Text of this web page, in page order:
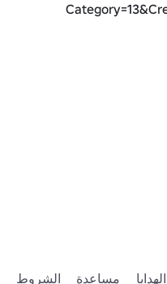
مساعدة الشروط